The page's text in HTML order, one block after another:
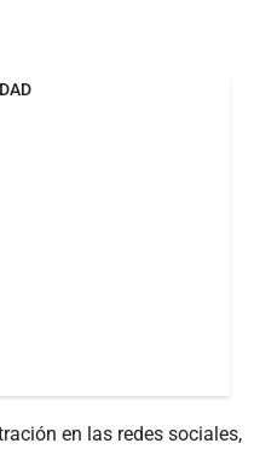
en las redes sociales,